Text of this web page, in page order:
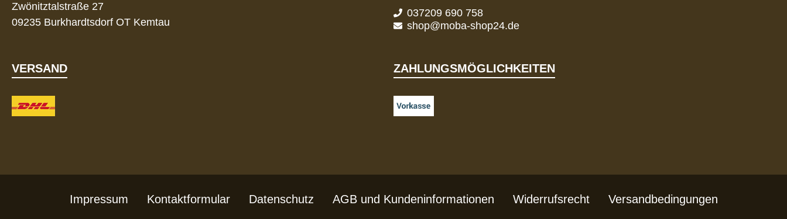
Zwönitztalstraße 27
09235 Burkhardtsdorf OT Kemtau
037209 690 758
shop@moba-shop24.de
VERSAND ZAHLUNGSMÖGLICHKEITEN
Impressum Kontaktformular Datenschutz AGB und Kundeninformationen Widerrufsrecht Versandbedingungen